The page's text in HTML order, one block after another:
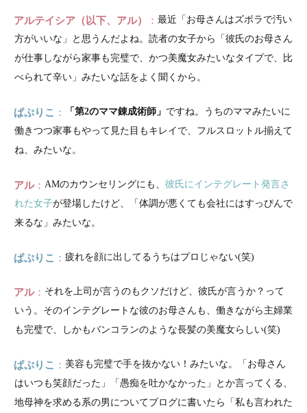
アルテイシア（以下、アル）
最近「お母さんはズボラで汚い
方がいいな」と思うんだよね。読者の女子から「彼氏のお母さん
が仕事しながら家事も完璧で、かつ美魔女みたいなタイプで、比
べられて辛い」みたいな話をよく聞くから。
ぱぷりこ 「第2のママ錬成術師」 ですね。うちのママみたいに
働きつつ家事もやって見た目もキレイで、フルスロットル揃えて
ね、みたいな。
アル AMのカウンセリングにも、 彼氏にインテグレート発言さ
れた女子が登場したけど、「体調が悪くても会社にはすっぴんで
来るな」みたいな。
ぱぷりこ 疲れを顔に出してるうちはプロじゃない(笑)
アル
それを上司が言うのもクソだけど、彼氏が言うか？って
いう。そのインテグレートな彼のお母さんも、働きながら主婦業
も完璧で、しかもバンコランのような長髪の美魔女らしい(笑)
ぱぷりこ
美容も完璧で手を抜かない！みたいな。「お母さん
はいつも笑顔だった」「愚痴を吐かなかった」とか言ってくる、
地母神を求める系の男についてブログに書いたら「私も言われた